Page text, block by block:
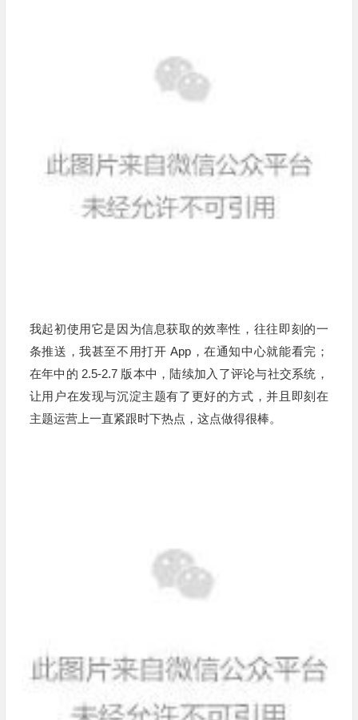
我起初使用它是因为信息获取的效率性，往往即刻的一
条推送，我甚至不用打开 App，在通知中心就能看完；
在年中的 2.5-2.7 版本中，陆续加入了评论与社交系统，
让用户在发现与沉淀主题有了更好的方式，并且即刻在
主题运营上一直紧跟时下热点，这点做得很棒。